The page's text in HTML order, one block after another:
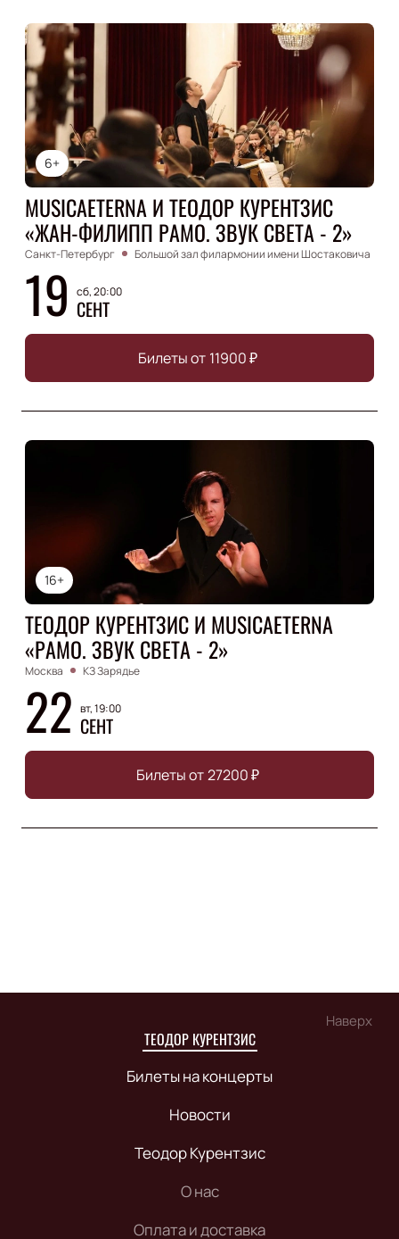
6+
MUSICAETERNA И ТЕОДОР КУРЕНТЗИС
«ЖАН-ФИЛИПП РАМО. ЗВУК СВЕТА - 2»
Санкт-Петербург Большой зал филармонии имени Шостаковича
19 сб, 20:00
СЕНТ
Билеты от 11900₽
16+
ТЕОДОР КУРЕНТЗИС И MUSICAETERNA
«РАМО. ЗВУК СВЕТА - 2»
Москва КЗ Зарядье
22 вт, 19:00
СЕНТ
Билеты от27200₽
Наверх
ТЕОДОР КУРЕНТЗИС
Билеты на концерты
Новости
Теодор Курентзис
О нас
Оплата и доставка